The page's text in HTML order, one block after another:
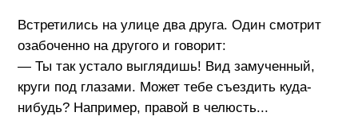
Встретились на улице два друга. Один смотрит
озабоченно на другого и говорит:
— Ты так устало выглядишь! Вид замученный,
круги под глазами. Может тебе съездить куда-
нибудь? Например, правой в челюсть...